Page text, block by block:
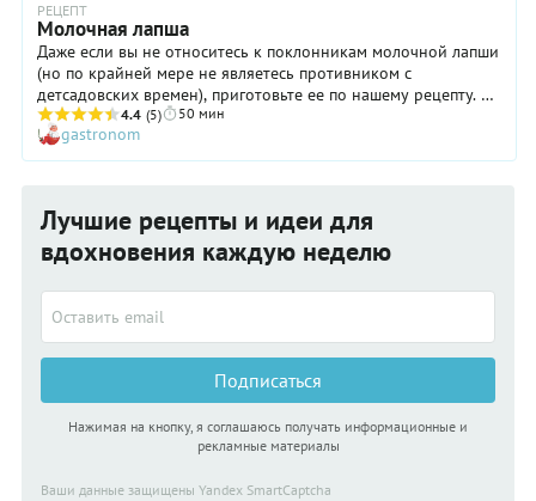
РЕЦЕПТ
Молочная лапша
Даже если вы не относитесь к поклонникам молочной лапши
(но по крайней мере не являетесь противником с
детсадовских времен), приготовьте ее по нашему рецепту. Вы
удивитесь, насколько это первое блюдо может быть нежным
и вкусным! В чем секрет рецепта? Прежде всего, в том, что
наша лапша самодельная. Кроме того, ее необходимо
лапши, то есть, молоко, было натуральным и вкусным! Иначе
все ваши старания будут бесполезны.
4.4 (5) 50 мин
gastronom
Лучшие рецепты и идеи для
вдохновения каждую неделю
Подписаться
Нажимая на кнопку, я соглашаюсь получать информационные и
рекламные материалы
Ваши данные защищены Yandex SmartCaptcha